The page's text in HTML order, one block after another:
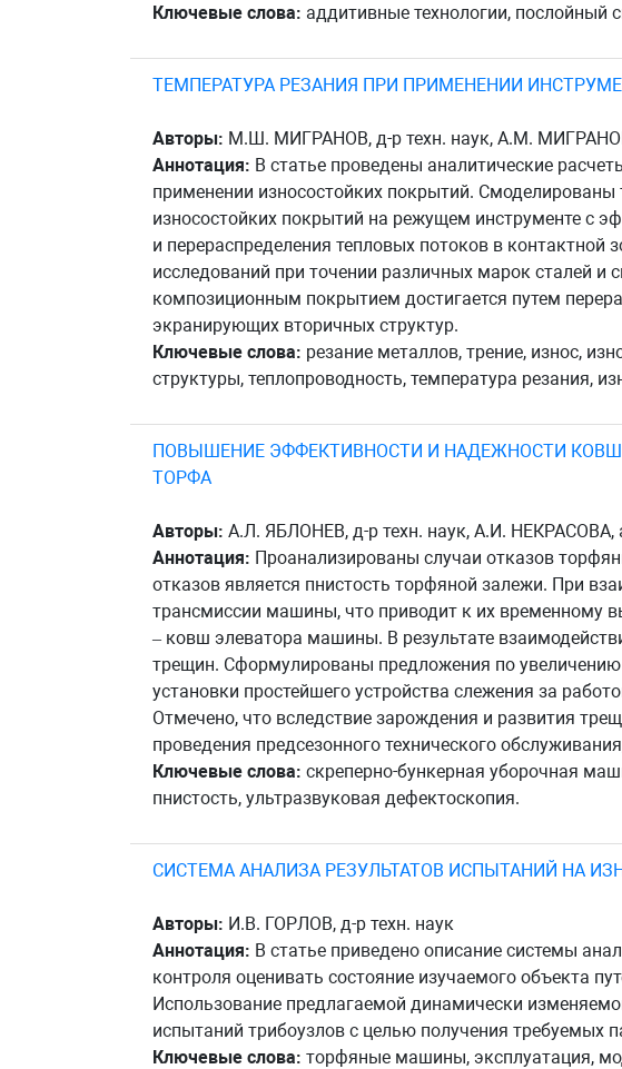
Ключевые слова: аддитивные технологии, послойный
ТЕМПЕРАТУРА РЕЗАНИЯ ПРИ ПРИМЕНЕНИИ
Авторы: М.Ш. МИГРАНОВ, д-р техн. наук, А.М.
Аннотация: В статье проведены аналитические
применении износостойких покрытий.
износостойких покрытий на режущем инструменте с
и перераспределения тепловых потоков в
исследований при точении различных марок сталей
композиционным покрытием достигается путем
экранирующих вторичных структур.
Ключевые слова: резание металлов, трение, износ,
структуры, теплопроводность, температура резания,
ПОВЫШЕНИЕ ЭФФЕКТИВНОСТИ И НАДЕЖНОСТИ
ТОРФА
Авторы: А.Л. ЯБЛОНЕВ, д-р техн. наук, А.И. НЕКРАСОВА,
Аннотация: Проанализированы случаи отказов
отказов является пнистость торфяной залежи. При
трансмиссии машины, что приводит к их временному
– ковш элеватора машины. В результате
трещин. Сформулированы предложения по
установки простейшего устройства слежения за
Отмечено, что вследствие зарождения и развития
проведения предсезонного технического
Ключевые слова: скреперно-бункерная уборочная
пнистость, ультразвуковая дефектоскопия.
СИСТЕМА АНАЛИЗА РЕЗУЛЬТАТОВ ИСПЫТАНИЙ НА
Авторы: И.В. ГОРЛОВ, д-р техн. наук
Аннотация: В статье приведено описание системы
контроля оценивать состояние изучаемого объекта
Использование предлагаемой динамически
испытаний трибоузлов с целью получения требуемых
Ключевые слова: торфяные машины, эксплуатация,